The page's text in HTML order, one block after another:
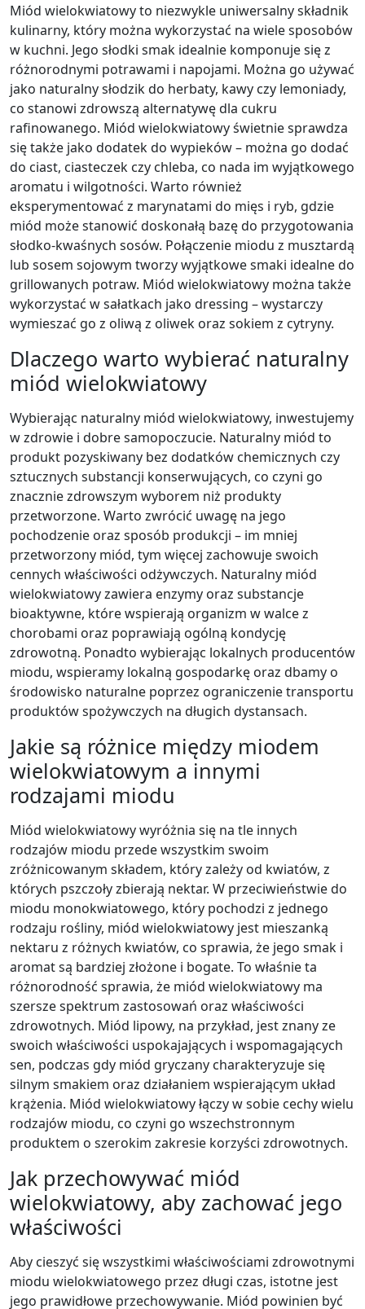
Miód wielokwiatowy to niezwykle uniwersalny składnik
kulinarny, który można wykorzystać na wiele sposobów
w kuchni. Jego słodki smak idealnie komponuje się z
różnorodnymi potrawami i napojami. Można go używać
jako naturalny słodzik do herbaty, kawy czy lemoniady,
co stanowi zdrowszą alternatywę dla cukru
rafinowanego. Miód wielokwiatowy świetnie sprawdza
się także jako dodatek do wypieków – można go dodać
do ciast, ciasteczek czy chleba, co nada im wyjątkowego
aromatu i wilgotności. Warto również
eksperymentować z marynatami do mięs i ryb, gdzie
miód może stanowić doskonałą bazę do przygotowania
słodko-kwaśnych sosów. Połączenie miodu z musztardą
lub sosem sojowym tworzy wyjątkowe smaki idealne do
grillowanych potraw. Miód wielokwiatowy można także
wykorzystać w sałatkach jako dressing – wystarczy
wymieszać go z oliwą z oliwek oraz sokiem z cytryny.
Dlaczego warto wybierać naturalny
miód wielokwiatowy
Wybierając naturalny miód wielokwiatowy, inwestujemy
w zdrowie i dobre samopoczucie. Naturalny miód to
produkt pozyskiwany bez dodatków chemicznych czy
sztucznych substancji konserwujących, co czyni go
znacznie zdrowszym wyborem niż produkty
przetworzone. Warto zwrócić uwagę na jego
pochodzenie oraz sposób produkcji – im mniej
przetworzony miód, tym więcej zachowuje swoich
cennych właściwości odżywczych. Naturalny miód
wielokwiatowy zawiera enzymy oraz substancje
bioaktywne, które wspierają organizm w walce z
chorobami oraz poprawiają ogólną kondycję
zdrowotną. Ponadto wybierając lokalnych producentów
miodu, wspieramy lokalną gospodarkę oraz dbamy o
środowisko naturalne poprzez ograniczenie transportu
produktów spożywczych na długich dystansach.
Jakie są różnice między miodem
wielokwiatowym a innymi
rodzajami miodu
Miód wielokwiatowy wyróżnia się na tle innych
rodzajów miodu przede wszystkim swoim
zróżnicowanym składem, który zależy od kwiatów, z
których pszczoły zbierają nektar. W przeciwieństwie do
miodu monokwiatowego, który pochodzi z jednego
rodzaju rośliny, miód wielokwiatowy jest mieszanką
nektaru z różnych kwiatów, co sprawia, że jego smak i
aromat są bardziej złożone i bogate. To właśnie ta
różnorodność sprawia, że miód wielokwiatowy ma
szersze spektrum zastosowań oraz właściwości
zdrowotnych. Miód lipowy, na przykład, jest znany ze
swoich właściwości uspokajających i wspomagających
sen, podczas gdy miód gryczany charakteryzuje się
silnym smakiem oraz działaniem wspierającym układ
krążenia. Miód wielokwiatowy łączy w sobie cechy wielu
rodzajów miodu, co czyni go wszechstronnym
produktem o szerokim zakresie korzyści zdrowotnych.
Jak przechowywać miód
wielokwiatowy, aby zachować jego
właściwości
Aby cieszyć się wszystkimi właściwościami zdrowotnymi
miodu wielokwiatowego przez długi czas, istotne jest
jego prawidłowe przechowywanie. Miód powinien być